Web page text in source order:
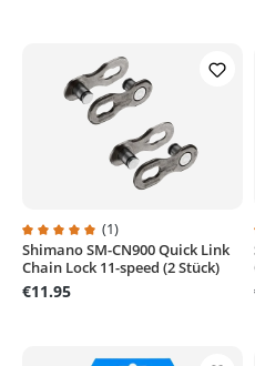
Average rating of 5 out of 5
(1)
Shimano SM-CN900 Quick Link
Chain Lock 11-speed (2 Stück)
€11.95